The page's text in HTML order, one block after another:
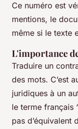
Ce numéro est
mentions, le
même si le texte
L'importance
Traduire un
des mots. C’est
juridiques à un
le terme français
pas d’équivalent